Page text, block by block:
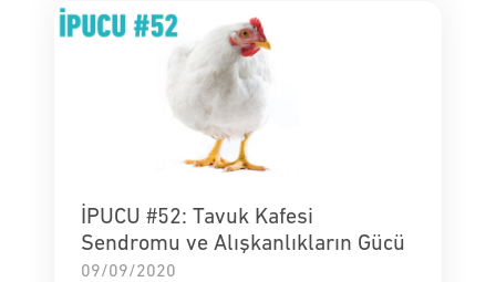
İPUCU #52: Tavuk Kafesi
Sendromu ve Alışkanlıkların Gücü
09/09/2020